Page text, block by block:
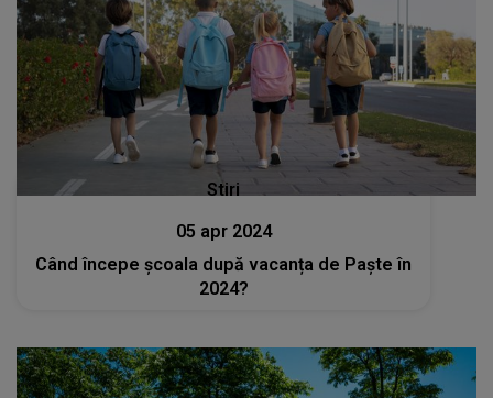
Stiri
05 apr 2024
Când începe școala după vacanța de Paște în
2024?